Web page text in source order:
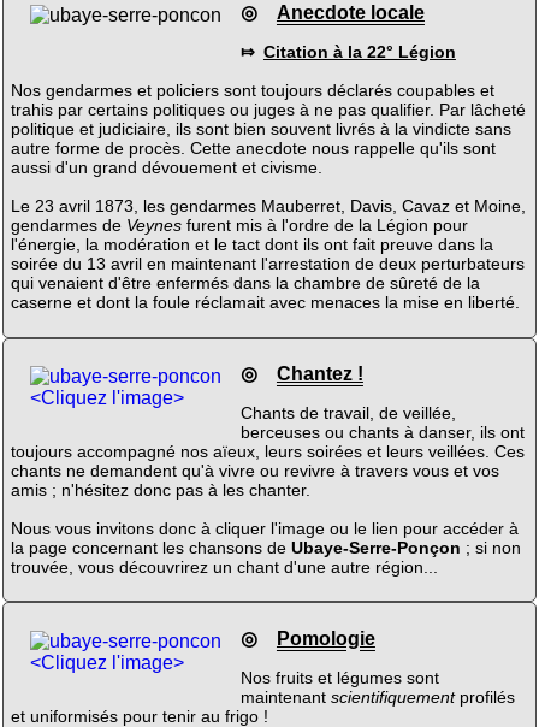
◎ Anecdote locale
⤇ Citation à la 22° Légion
Nos gendarmes et policiers sont toujours déclarés coupables et
trahis par certains politiques ou juges à ne pas qualifier. Par lâcheté
politique et judiciaire, ils sont bien souvent livrés à la vindicte sans
autre forme de procès. Cette anecdote nous rappelle qu'ils sont
aussi d'un grand dévouement et civisme.
Le 23 avril 1873, les gendarmes Mauberret, Davis, Cavaz et Moine,
gendarmes de Veynesfurent mis à l'ordre de la Légion pour
l'énergie, la modération et le tact dont ils ont fait preuve dans la
soirée du 13 avril en maintenant l'arrestation de deux perturbateurs
qui venaient d'être enfermés dans la chambre de sûreté de la
caserne et dont la foule réclamait avec menaces la mise en liberté.
<Cliquez l'image>
◎ Chantez !
Chants de travail, de veillée,
berceuses ou chants à danser, ils ont
toujours accompagné nos aïeux, leurs soirées et leurs veillées. Ces
chants ne demandent qu'à vivre ou revivre à travers vous et vos
amis ; n'hésitez donc pas à les chanter.
Nous vous invitons donc à cliquer l'image ou le lien pour accéder à
la page concernant les chansons de Ubaye-Serre-Ponçon ; si non
trouvée, vous découvrirez un chant d'une autre région...
<Cliquez l'image>
◎ Pomologie
Nos fruits et légumes sont
maintenant scientifiquementprofilés
et uniformisés pour tenir au frigo !